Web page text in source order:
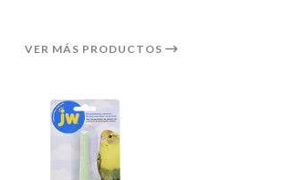
VER MÁS PRODUCTOS